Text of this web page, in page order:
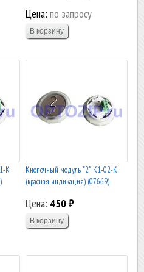
Цена: по запросу
К
Кнопочный модуль "2" К1-02-К
(красная индикация) (07669)
Цена: 450 ₽